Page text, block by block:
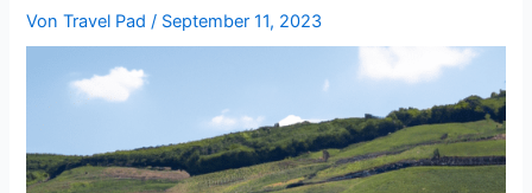
VonTravel Pad/ September 11, 2023